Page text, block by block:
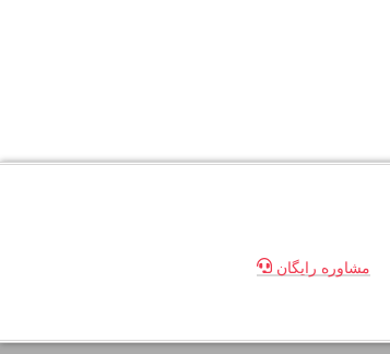
مشاوره رایگان